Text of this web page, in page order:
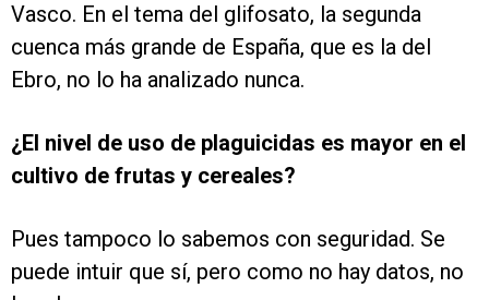
Vasco. En el tema del glifosato, la segunda
cuenca más grande de España, que es la del
Ebro, no lo ha analizado nunca.
¿El nivel de uso de plaguicidas es mayor en el
cultivo de frutas y cereales?
Pues tampoco lo sabemos con seguridad. Se
puede intuir que sí, pero como no hay datos, no